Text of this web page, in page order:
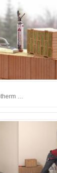
…